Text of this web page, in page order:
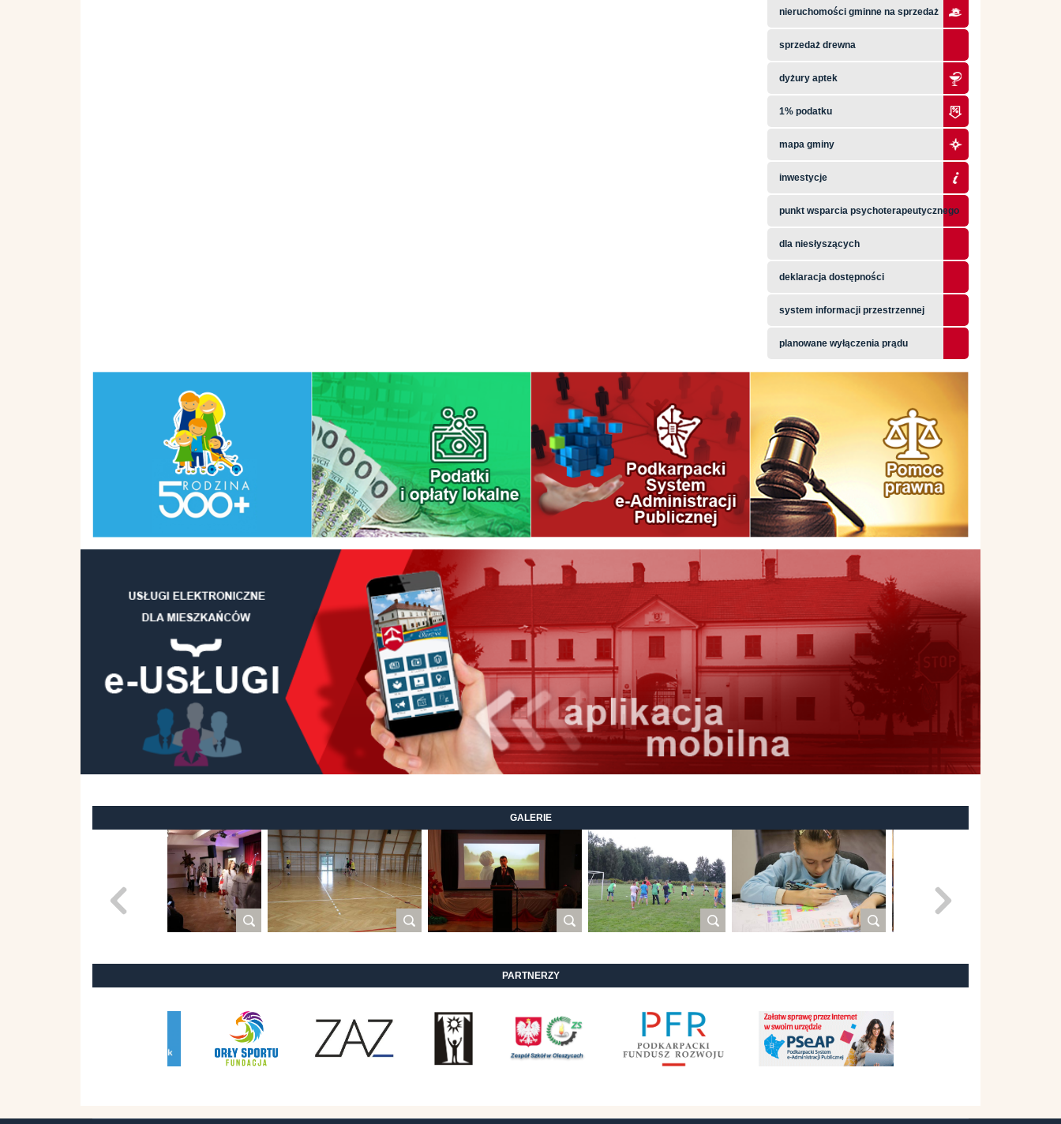
nieruchomości gminne na sprzedaż
sprzedaż drewna
dyżury aptek
1% podatku
mapa gminy
inwestycje
punkt wsparcia psychoterapeutycznego
dla niesłyszących
deklaracja dostępności
system informacji przestrzennej
planowane wyłączenia prądu
GALERIE
PARTNERZY